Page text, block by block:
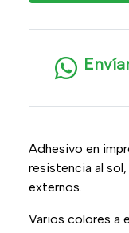
Adhesivo en
resistencia al
externos.
Varios colores a